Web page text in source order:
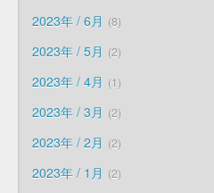
2023年 / 6月 8
2023年 / 5月 2
2023年 / 4月 1
2023年 / 3月 2
2023年 / 2月 2
2023年 / 1月 2